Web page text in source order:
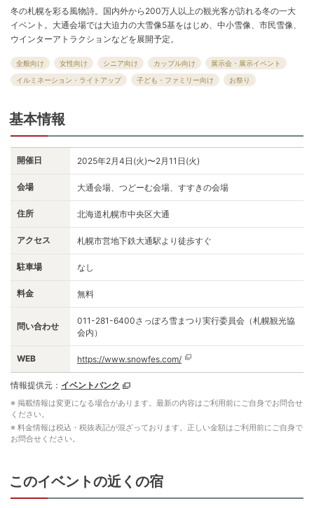
冬の札幌を彩る風物詩。国内外から200万人以上の観光客が訪れる冬の一大
イベント。大通会場では大迫力の大雪像5基をはじめ、中小雪像、市民雪像、
ウインターアトラクションなどを展開予定。
全般向け 女性向け シニア向け カップル向け
展示会・展示イベント
イルミネーション・ライトアップ
子ども・ファミリー向け お祭り
基本情報
開催日 2025年2月4日(火)〜2月11日(火)
会場 大通会場、つどーむ会場、すすきの会場
住所 北海道札幌市中央区大通
アクセス 札幌市営地下鉄大通駅より徒歩すぐ
駐車場 なし
料金 無料
問い合わせ
011-281-6400さっぽろ雪まつり実行委員会（札幌観光協
会内）
WEB https://www.snowfes.com/
情報提供元： イベントバンク
※ 掲載情報は変更になる場合があります。最新の内容はご利用前にご自身でお問合せ
ください。
※ 料金情報は税込・税抜表記が混ざっております。正しい金額はご利用前にご自身で
お問合せください。
このイベントの近くの宿